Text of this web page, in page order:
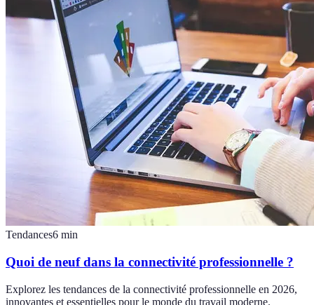
Tendances6 min
Quoi de neuf dans la connectivité professionnelle ?
Explorez les tendances de la connectivité professionnelle en 2026,
innovantes et essentielles pour le monde du travail moderne.